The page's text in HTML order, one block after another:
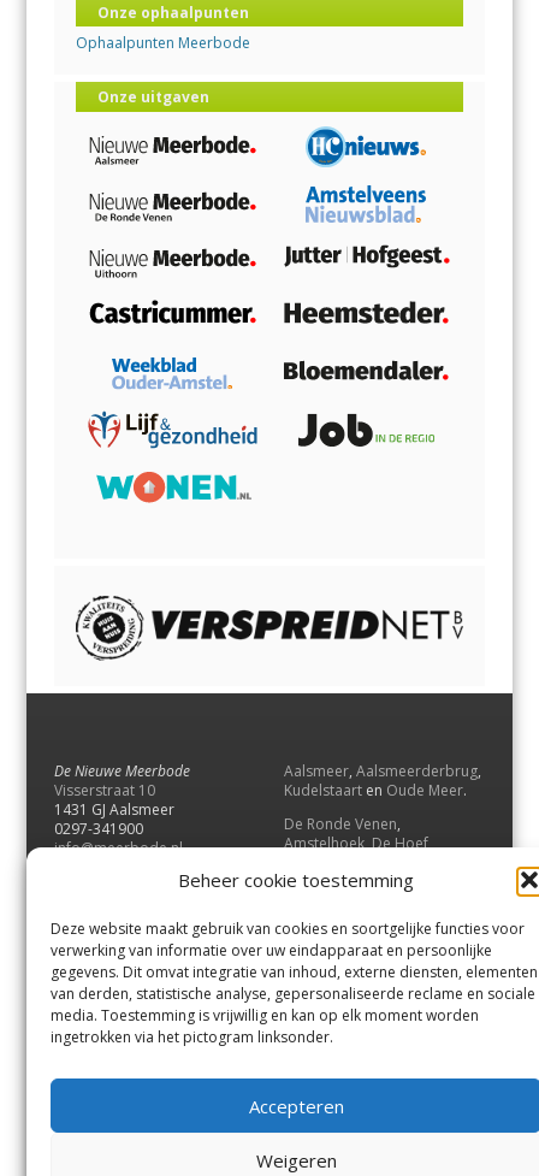
Beheer cookie toestemming
Deze website maakt gebruik van cookies en soortgelijke functies voor
verwerking van informatie over uw eindapparaat en persoonlijke
gegevens. Dit omvat integratie van inhoud, externe diensten, elementen
van derden, statistische analyse, gepersonaliseerde reclame en sociale
media. Toestemming is vrijwillig en kan op elk moment worden
ingetrokken via het pictogram linksonder.
Accepteren
Weigeren
Onze ophaalpunten
Ophaalpunten Meerbode
Onze uitgaven
De Nieuwe Meerbode
Visserstraat 10
1431 GJ Aalsmeer
0297-341900
info@meerbode.nl
Aalsmeer, Aalsmeerderbrug,
Kudelstaart en Oude Meer.
De Ronde Venen,
Amstelhoek,De Hoef,
Vrouwenakker,Waverveen
UithoornenDe Kwakel.
Contact
Andere uitgaven
Bezorgklacht
Vacatures
Voorwaarden
Privacyverklaring